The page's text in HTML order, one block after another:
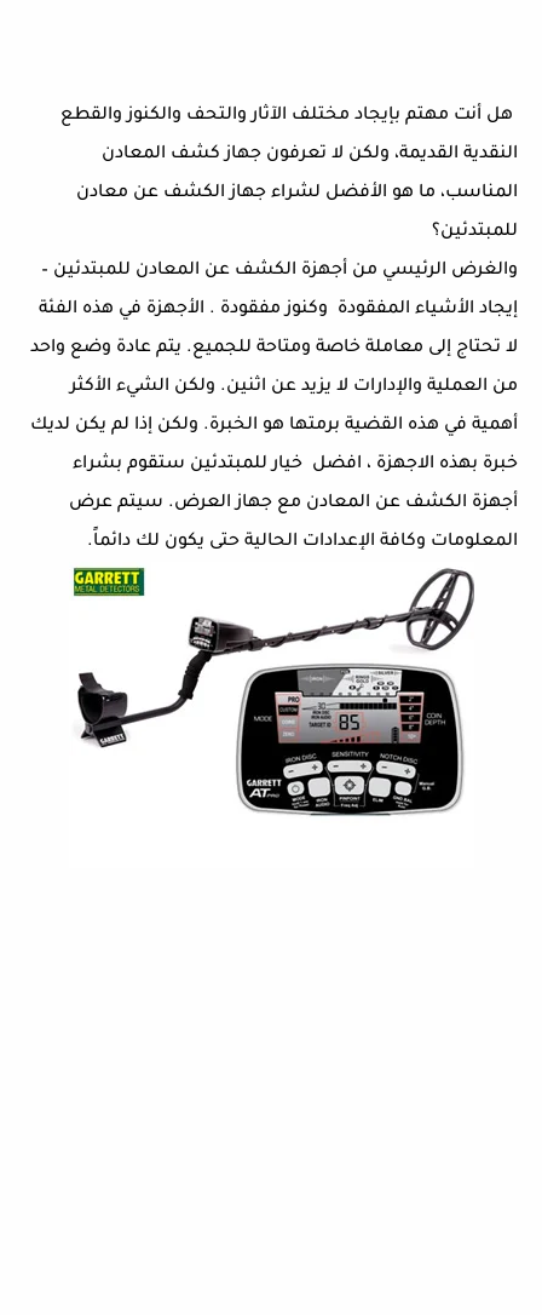
هل أنت مهتم بإيجاد مختلف الآثار والتحف والكنوز والقطع
النقدية القديمة، ولكن لا تعرفون جهاز كشف المعادن
المناسب، ما هو الأفضل لشراء جهاز الكشف عن معادن
للمبتدئين؟
والغرض الرئيسي من أجهزة الكشف عن المعادن للمبتدئين –
إيجاد الأشياء المفقودة وكنوز مفقودة . الأجهزة في هذه الفئة
لا تحتاج إلى معاملة خاصة ومتاحة للجميع. يتم عادة وضع واحد
من العملية والإدارات لا يزيد عن اثنين. ولكن الشيء الأكثر
أهمية في هذه القضية برمتها هو الخبرة. ولكن إذا لم يكن لديك
خبرة بهذه الاجهزة ، افضل خيار للمبتدئين ستقوم بشراء
أجهزة الكشف عن المعادن مع جهاز العرض. سيتم عرض
المعلومات وكافة الإعدادات الحالية حتى يكون لك دائماً.